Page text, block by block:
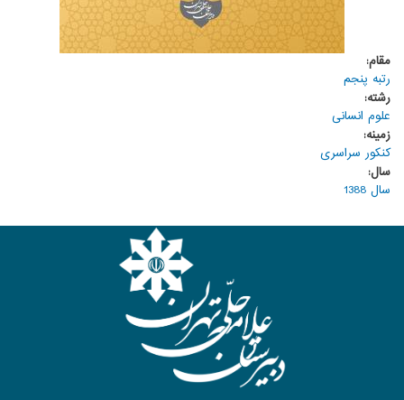
مقام:
رتبه پنجم
رشته:
علوم انسانی
زمینه:
کنکور سراسری
سال:
سال 1388